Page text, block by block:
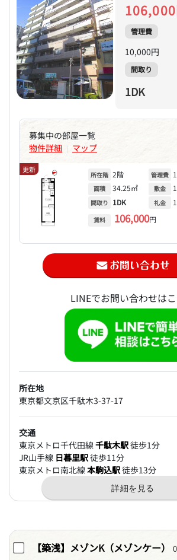
管理費
10,000円
間取り
1DK
募集中の部屋一覧
物件詳細 | マップ
更新
所在階 2階
面積 34.25㎡
間取り 1DK
賃料 106,000円
管理費
敷金
礼金
LINEでお問い合わせは
所在地
東京都文京区千駄木3-37-17
交通
東京メトロ千代田線千駄木駅徒歩1分
JR山手線 日暮里駅徒歩11分
東京メトロ南北線本駒込駅徒歩13分
【築浅】メゾンK（メゾンケー）